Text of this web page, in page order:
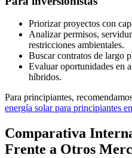
Priorizar proyectos con
Analizar permisos,
restricciones ambientales.
Buscar contratos de largo
Evaluar oportunidades en
híbridos.
Para principiantes,
energía solar para principiantes
Comparativa
Frente a Otros